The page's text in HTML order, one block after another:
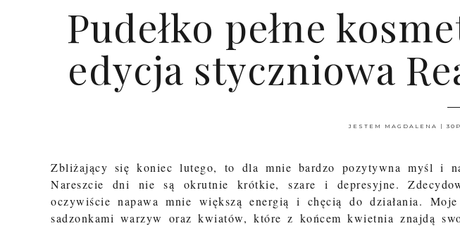
Pudełko pełne
edycja styczniowa
JESTEM MAGDALENA |
Zbliżający się koniec lutego, to dla mnie bardzo pozytywna myśl i
Nareszcie dni nie są okrutnie krótkie, szare i depresyjne.
oczywiście napawa mnie większą energią i chęcią do działania.
sadzonkami warzyw oraz kwiatów, które z końcem kwietnia znajdą